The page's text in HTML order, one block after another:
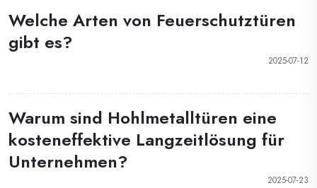
Welche Arten von Feuerschutztüren
gibt es?
2025-07-12
Warum sind Hohlmetalltüren eine
kosteneffektive Langzeitlösung für
Unternehmen?
2025-07-23